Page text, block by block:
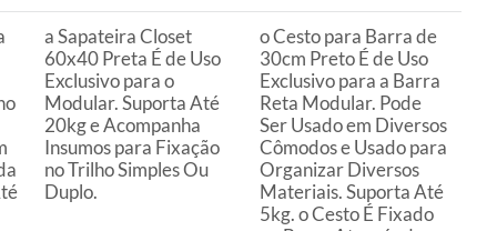
a Sapateira Closet
60x40 Preta É de Uso
Exclusivo para o
Modular. Suporta Até
20kg e Acompanha
Insumos para Fixação
no Trilho Simples Ou
Duplo.
o Cesto para Barra de
30cm Preto É de Uso
Exclusivo para a Barra
Reta Modular. Pode
Ser Usado em Diversos
Cômodos e Usado para
Organizar Diversos
Materiais. Suporta Até
5kg. o Cesto É Fixado